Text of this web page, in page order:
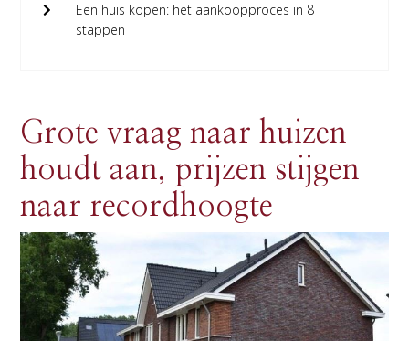
Een huis kopen: het aankoopproces in 8
stappen
Grote vraag naar huizen
houdt aan, prijzen stijgen
naar recordhoogte